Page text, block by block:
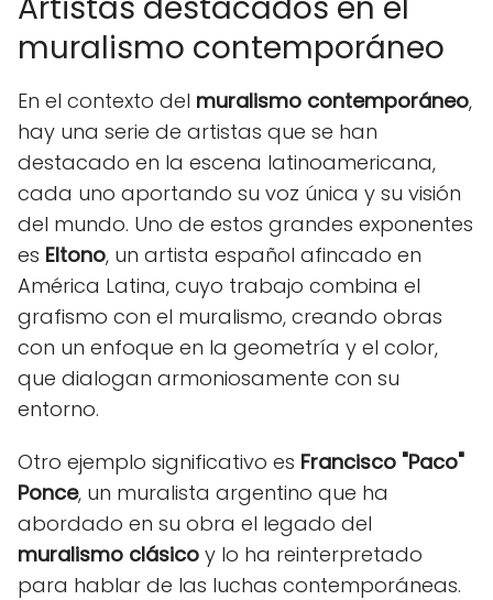
muralismo contemporáneo
En el contexto del muralismo contemporáneo,
hay una serie de artistas que se han
destacado en la escena latinoamericana,
cada uno aportando su voz única y su visión
del mundo. Uno de estos grandes exponentes
es Eltono, un artista español afincado en
América Latina, cuyo trabajo combina el
grafismo con el muralismo, creando obras
con un enfoque en la geometría y el color,
que dialogan armoniosamente con su
entorno.
Otro ejemplo significativo es Francisco "Paco"
Ponce, un muralista argentino que ha
abordado en su obra el legado del
muralismo clásico y lo ha reinterpretado
para hablar de las luchas contemporáneas.